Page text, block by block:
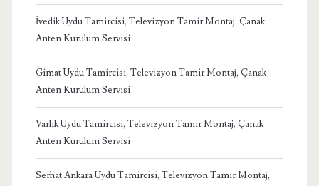
İvedik Uydu Tamircisi, Televizyon Tamir Montaj, Çanak
Anten Kurulum Servisi
Gimat Uydu Tamircisi, Televizyon Tamir Montaj, Çanak
Anten Kurulum Servisi
Varlık Uydu Tamircisi, Televizyon Tamir Montaj, Çanak
Anten Kurulum Servisi
Serhat Ankara Uydu Tamircisi, Televizyon Tamir Montaj,